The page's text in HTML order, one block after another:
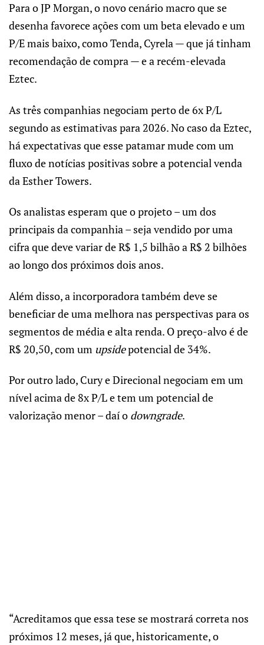
Para o JP Morgan, o novo cenário macro que se
desenha favorece ações com um beta elevado e um
P/E mais baixo, como Tenda, Cyrela — que já tinham
recomendação de compra — e a recém-elevada
Eztec.
As três companhias negociam perto de 6x P/L
segundo as estimativas para 2026. No caso da Eztec,
há expectativas que esse patamar mude com um
fluxo de notícias positivas sobre a potencial venda
da Esther Towers.
Os analistas esperam que o projeto – um dos
principais da companhia – seja vendido por uma
cifra que deve variar de R$ 1,5 bilhão a R$ 2 bilhões
ao longo dos próximos dois anos.
Além disso, a incorporadora também deve se
beneficiar de uma melhora nas perspectivas para os
segmentos de média e alta renda. O preço-alvo é de
R$ 20,50, com um upsidepotencial de 34%.
Por outro lado, Cury e Direcional negociam em um
nível acima de 8x P/L e tem um potencial de
valorização menor – daí o downgrade.
“Acreditamos que essa tese se mostrará correta nos
próximos 12 meses, já que, historicamente, o